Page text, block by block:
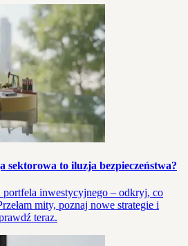
sektorowa to iluzja bezpieczeństwa?
inwestycyjnego – odkryj, co
mity, poznaj nowe strategie i
teraz.